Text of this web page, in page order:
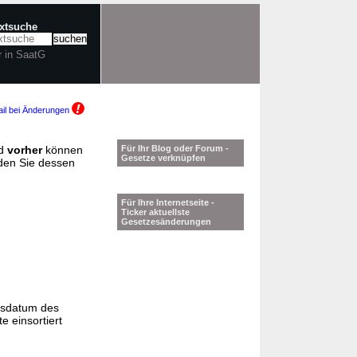
in SaatG
bei Änderungen
vorherkönnen
Sie dessen
des
einsortiert
Für Ihr Blog oder Forum -
Gesetze verknüpfen
Für Ihre Internetseite -
Ticker aktuellste
Gesetzesänderungen